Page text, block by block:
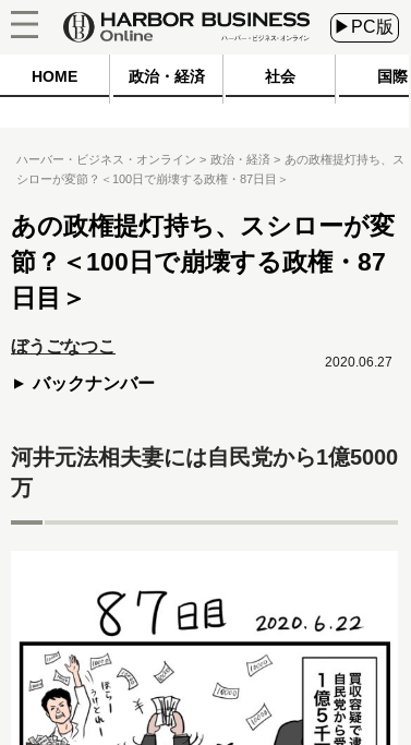
▶PC版
HOME 政治・経済 社会 国際
ハーバー・ビジネス・オンライン 政治・経済
あの政権提灯持ち、ス
シローが変節？＜100日で崩壊する政権・87日目＞
あの政権提灯持ち、スシローが変
節？＜100日で崩壊する政権・87
日目＞
ぼうごなつこ
バックナンバー
2020.06.27
河井元法相夫妻には自民党から1億5000
万